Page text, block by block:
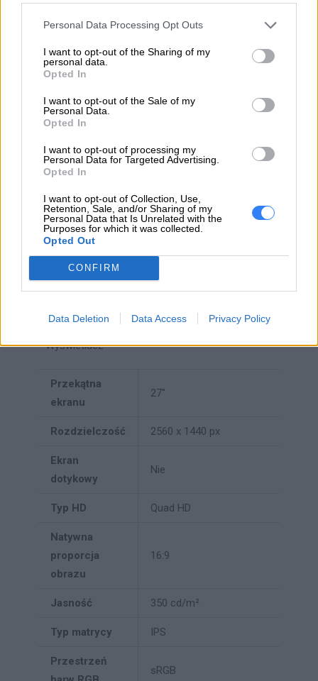
Personal Data Processing Opt Outs
I want to opt-out of the Sharing of my
personal data.
Opted In
I want to opt-out of the Sale of my
Personal Data.
Opted In
I want to opt-out of processing my
Personal Data for Targeted Advertising.
Opted In
I want to opt-out of Collection, Use,
Retention, Sale, and/or Sharing of my
Personal Data that Is Unrelated with the
Purposes for which it was collected.
Opted Out
CONFIRM
Data Deletion Data Access Privacy Policy
jakichkolwiek wątpliwości czy pytań, możesz
urządzenia, które będą dla Ciebie doskonałym
wsparciem w prowadzonym biznesie!
Product Information provided by the Manufacturer
Opis
Cechy
Wyświetlacz
Przekątna
ekranu
27"
Rozdzielczość 2560 x 1440 px
Ekran
dotykowy
Nie
Typ HD Quad HD
Natywna
proporcja
obrazu
16:9
Jasność 350 cd/m²
Typ matrycy IPS
Przestrzeń
sRGB